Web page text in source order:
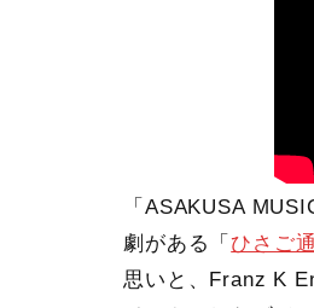
「ASAKUSA
劇がある「ひさご
思いと、Franz K